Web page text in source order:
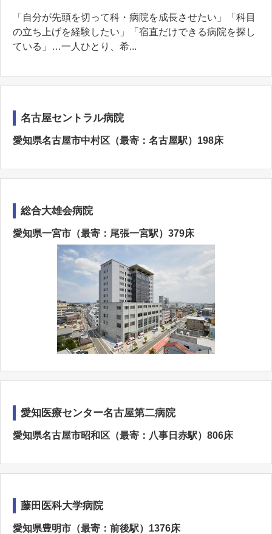
「自分が先頭を切って科・病院を成長させたい」「科目
の立ち上げを経験したい」「宿直だけできる病院を探し
ている」…一人ひとり、希...
名古屋セントラル病院
愛知県名古屋市中村区（最寄：名古屋駅）198床
総合大雄会病院
愛知県一宮市（最寄：尾張一宮駅）379床
愛知医療センター名古屋第二病院
愛知県名古屋市昭和区（最寄：八事日赤駅）806床
藤田医科大学病院
愛知県豊明市（最寄：前後駅）1376床